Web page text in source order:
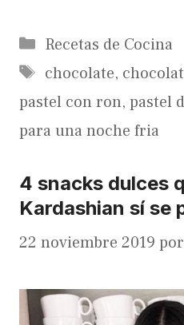
Categorías
Recetas de Cocina
Etiquetas
chocolate,
pastel con ron, pastel
para una noche fria
4 snacks dulces
Kardashian sí se
22 noviembre 2019 por